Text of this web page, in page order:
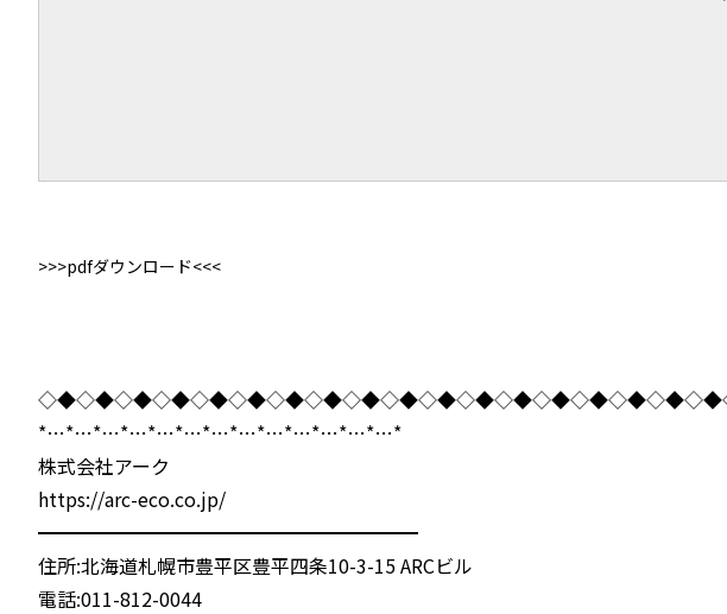
>>>pdfダウンロード<<<
*…*…*…*…*…*…*…*…*…*…*…*…*…*
株式会社アーク
https://arc-eco.co.jp/
━━━━━━━━━━━━━━━━━━━━
住所:北海道札幌市豊平区豊平四条10-3-15 ARCビル
電話:011-812-0044